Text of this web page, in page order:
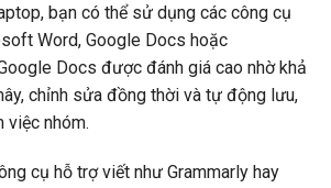
bạn có thể sử dụng các công cụ
Word, Google Docs hoặc
Docs được đánh giá cao nhờ khả
chỉnh sửa đồng thời và tự động lưu,
việc nhóm.
cụ hỗ trợ viết như Grammarly hay